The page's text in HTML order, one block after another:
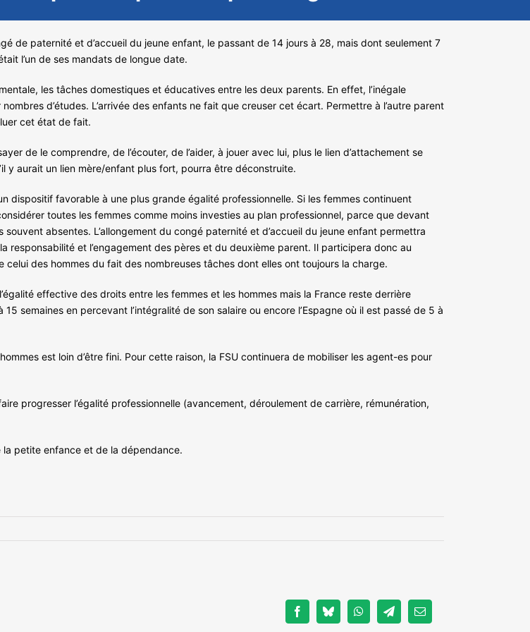
de paternité et d’accueil du jeune enfant, le passant de 14 jours à 28, mais dont seulement 7
l’un de ses mandats de longue date.
les tâches domestiques et éducatives entre les deux parents. En effet, l’inégale
d’études. L’arrivée des enfants ne fait que creuser cet écart. Permettre à l’autre parent
cet état de fait.
de le comprendre, de l’écouter, de l’aider, à jouer avec lui, plus le lien d’attachement se
y aurait un lien mère/enfant plus fort, pourra être déconstruite.
dispositif favorable à une plus grande égalité professionnelle. Si les femmes continuent
toutes les femmes comme moins investies au plan professionnel, parce que devant
absentes. L’allongement du congé paternité et d’accueil du jeune enfant permettra
responsabilité et l’engagement des pères et du deuxième parent. Il participera donc au
des hommes du fait des nombreuses tâches dont elles ont toujours la charge.
effective des droits entre les femmes et les hommes mais la France reste derrière
semaines en percevant l’intégralité de son salaire ou encore l’Espagne où il est passé de 5 à
est loin d’être fini. Pour cette raison, la FSU continuera de mobiliser les agent-es pour
progresser l’égalité professionnelle (avancement, déroulement de carrière, rémunération,
la petite enfance et de la dépendance.
FacebookBlueskyWhatsAppTelegramEmail